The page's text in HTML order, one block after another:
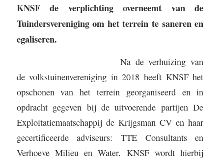
KNSF de verplichting overneemt van de
Tuindersvereniging om het terrein te saneren en
egaliseren.
Na de verhuizing van
de volkstuinenvereniging in 2018 heeft KNSF het
opschonen van het terrein georganiseerd en in
opdracht gegeven bij de uitvoerende partijen De
Exploitatiemaatschappij de Krijgsman CV en haar
gecertificeerde adviseurs: TTE Consultants en
Verhoeve Milieu en Water. KNSF wordt hierbij